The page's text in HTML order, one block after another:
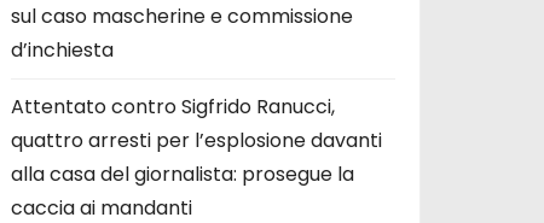
sul caso mascherine e commissione
d’inchiesta
Attentato contro Sigfrido Ranucci,
quattro arresti per l’esplosione davanti
alla casa del giornalista: prosegue la
caccia ai mandanti